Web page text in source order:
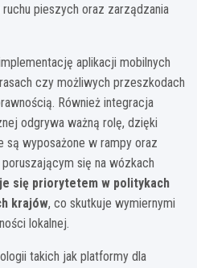
pieszych oraz zarządzania
aplikacji mobilnych
czy możliwych przeszkodach
Również integracja
odgrywa ważną rolę, dzięki
wyposażone w rampy oraz
się na wózkach
się priorytetem w politykach
krajów, co skutkuje wymiernymi
lokalnej.
takich jak platformy dla